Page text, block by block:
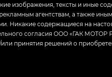
изображения, тексты и иные
агентствам, а также
Никакие содержащиеся на
согласия ООО «ГАК МОТОР
принятия решений о